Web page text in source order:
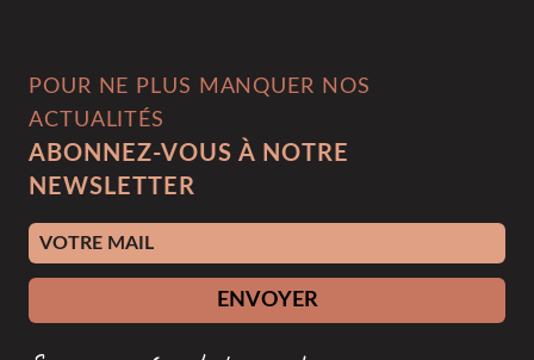
POUR NE PLUS MANQUER NOS
ACTUALITÉS
ABONNEZ-VOUS À NOTRE
NEWSLETTER
Adresse e-mail
ENVOYER